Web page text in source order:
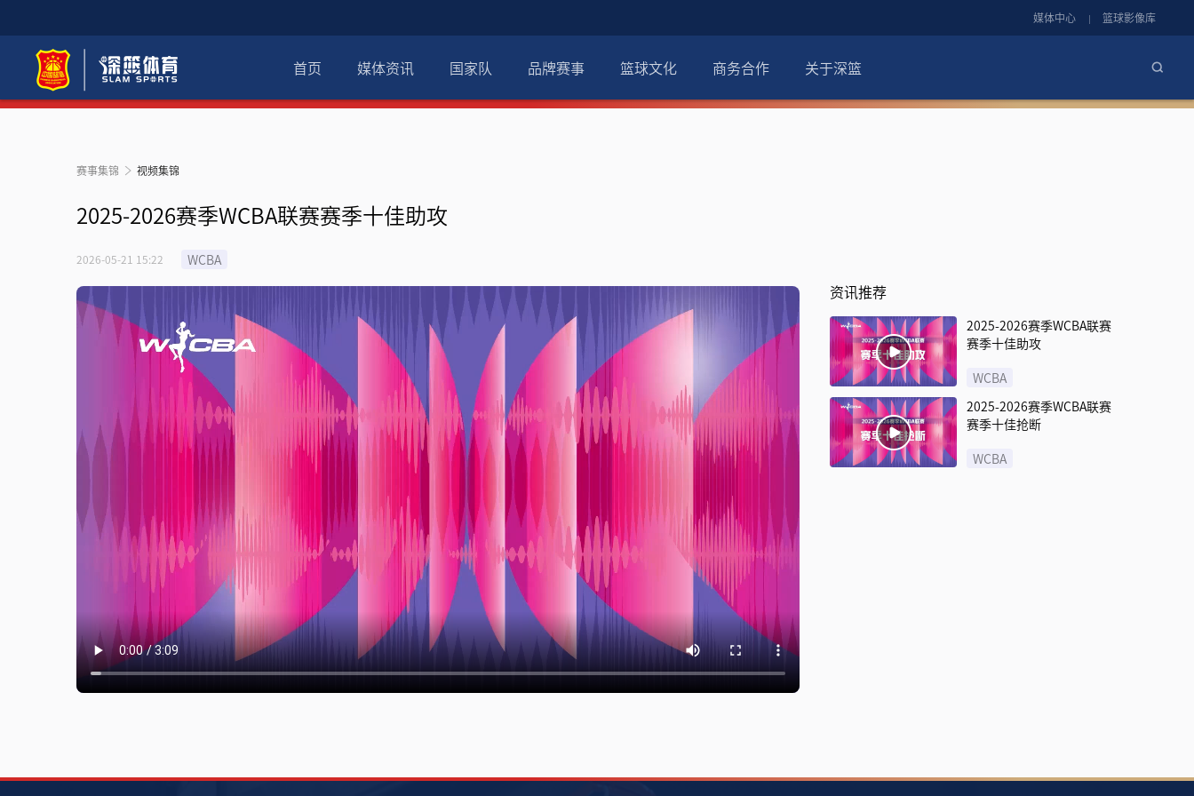
媒体中心 篮球影像库
首页 媒体资讯 国家队 品牌赛事 篮球文化 商务合作 关于深篮
赛事集锦 视频集锦
2025-2026赛季WCBA联赛赛季十佳助攻
2026-05-21 15:22 WCBA
资讯推荐
2025-2026赛季WCBA联赛
赛季十佳助攻
WCBA
2025-2026赛季WCBA联赛
赛季十佳抢断
WCBA